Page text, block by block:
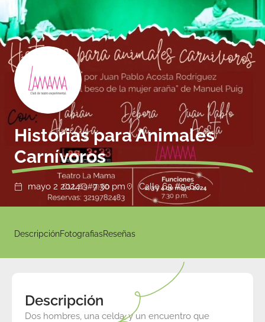
Historias para Animales
Carnívoros
mayo 2 2024 7:30 pm Calle 63 #9-60
DescripciónFotografiasReseñas
Descripción
Dos hombres, una celda, y un encuentro que